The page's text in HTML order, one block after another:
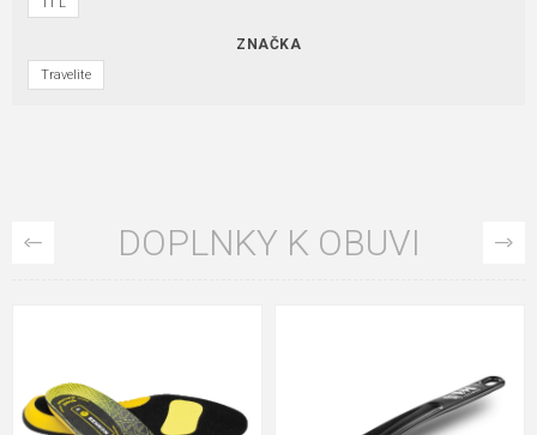
ZNAČKA
Travelite
DOPLNKY K OBUVI